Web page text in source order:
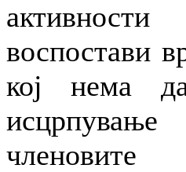
воспостави
кој нема